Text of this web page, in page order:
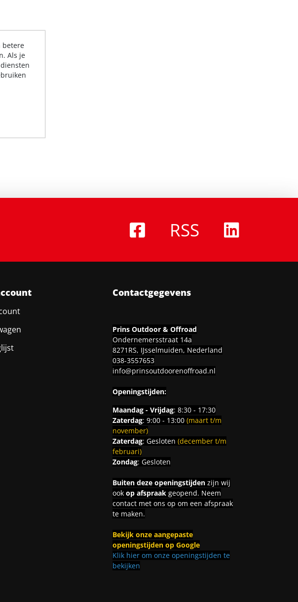
RSS
Contactgegevens
Prins Outdoor & Offroad
Ondernemersstraat 14a
8271RS, IJsselmuiden, Nederland
038-3557653
info@prinsoutdoorenoffroad.nl
Openingstijden:
Maandag - Vrijdag: 8:30 - 17:30
Zaterdag: 9:00 - 13:00 (maart t/m
november)
Zaterdag: Gesloten (december t/m
februari)
Zondag: Gesloten
Buiten deze openingstijdenzijn wij
ook op afspraakgeopend. Neem
contact met ons op om een afspraak
te maken.
Bekijk onze aangepaste
openingstijden op Google
Klik hier om onze openingstijden te
bekijken
betere
Als je